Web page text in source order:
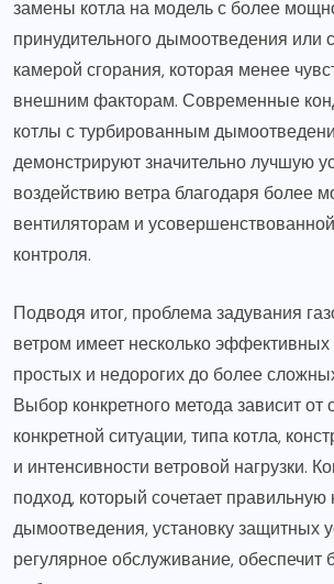
замены котла на модель с более
принудительного дымоотведения или
камерой сгорания, которая менее
внешним факторам. Современные
котлы с турбированным
демонстрируют значительно лучшую
воздействию ветра благодаря более
вентиляторам и
контроля.
Подводя итог, проблема задувания
ветром имеет несколько
простых и недорогих до более
Выбор конкретного метода зависит от
конкретной ситуации, типа котла,
и интенсивности ветровой нагрузки.
подход, который сочетает правильную
дымоотведения, установку защитных
регулярное обслуживание, обеспечит